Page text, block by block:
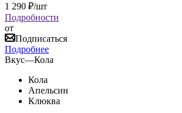
1 290 ₽/шт
Подробности
от
Подписаться
Подробнее
Вкус—Кола
Кола
Апельсин
Клюква